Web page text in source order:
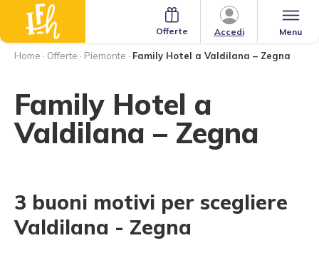
Menu
Accedi
Offerte
Home · Offerte · Piemonte · Family Hotel a Valdilana – Zegna
Family Hotel a
Valdilana – Zegna
3 buoni motivi per scegliere
Valdilana - Zegna